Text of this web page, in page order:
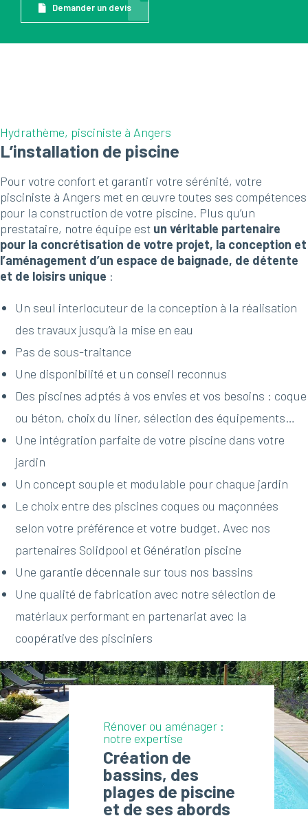
Demander un devis
Hydrathème, pisciniste à Angers
L’installation de piscine
Pour votre confort et garantir votre sérénité, votre
pisciniste à Angers met en œuvre toutes ses compétences
pour la construction de votre piscine. Plus qu’un
prestataire, notre équipe est un véritable partenaire
pour la concrétisation de votre projet, la conception et
l’aménagement d’un espace de baignade, de détente
et de loisirs unique :
Un seul interlocuteur de la conception à la réalisation
des travaux jusqu’à la mise en eau
Pas de sous-traitance
Une disponibilité et un conseil reconnus
Des piscines adptés à vos envies et vos besoins : coque
ou béton, choix du liner, sélection des équipements…
Une intégration parfaite de votre piscine dans votre
jardin
Un concept souple et modulable pour chaque jardin
Le choix entre des piscines coques ou maçonnées
selon votre préférence et votre budget. Avec nos
partenaires Solidpool et Génération piscine
Une garantie décennale sur tous nos bassins
Une qualité de fabrication avec notre sélection de
matériaux performant en partenariat avec la
coopérative des pisciniers
Rénover ou aménager :
notre expertise
Création de
bassins, des
plages de piscine
et de ses abords